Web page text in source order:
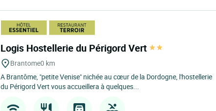
Logis Hostellerie du Périgord Vert
Brantome0 km
A Brantôme, "petite Venise" nichée au cœur de la Dordogne, l'hostellerie
du Périgord Vert vous accueillera à quelques...